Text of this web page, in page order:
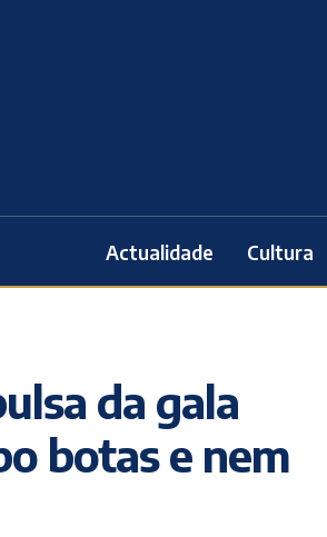
Actualidade Cultura
da gala
botas e nem